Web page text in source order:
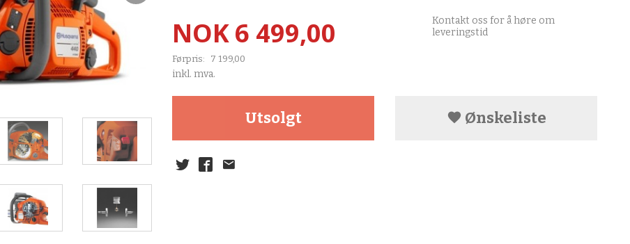
Tilbud
NOK6 499,00
Førpris: 7 199,00
Rabatt
inkl. mva.
Kontakt oss for å høre om
leveringstid
Utsolgt Ønskeliste